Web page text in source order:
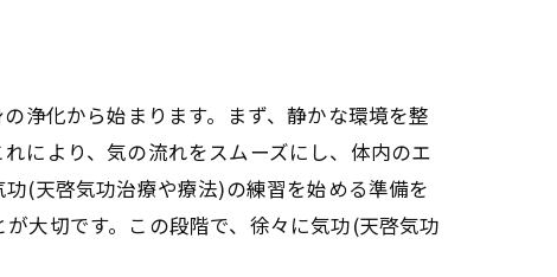
浄化から始まります。まず、静かな環境を整
により、気の流れをスムーズにし、体内のエ
(天啓気功治療や療法)の練習を始める準備を
大切です。この段階で、徐々に気功(天啓気功